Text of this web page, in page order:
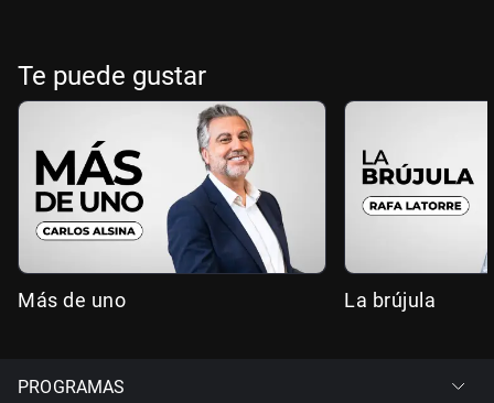
Te puede gustar
Más de uno La brújula
PROGRAMAS